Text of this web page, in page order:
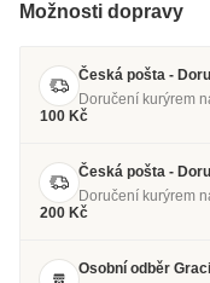
Možnosti dopravy
Česká pošta -
Doručení kurýrem
100 Kč
Česká pošta -
Doručení kurýrem
200 Kč
Osobní odběr